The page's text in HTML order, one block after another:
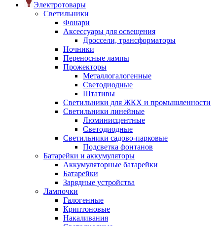
Электротовары
Светильники
Фонари
Аксессуары для освещения
Дроссели, трансформаторы
Ночники
Переносные лампы
Прожекторы
Металлогалогенные
Светодиодные
Штативы
Светильники для ЖКХ и промышленности
Светильники линейные
Люминисцентные
Светодиодные
Светильники садово-парковые
Подсветка фонтанов
Батарейки и аккумуляторы
Аккумуляторные батарейки
Батарейки
Зарядные устройства
Лампочки
Галогенные
Криптоновые
Накаливания